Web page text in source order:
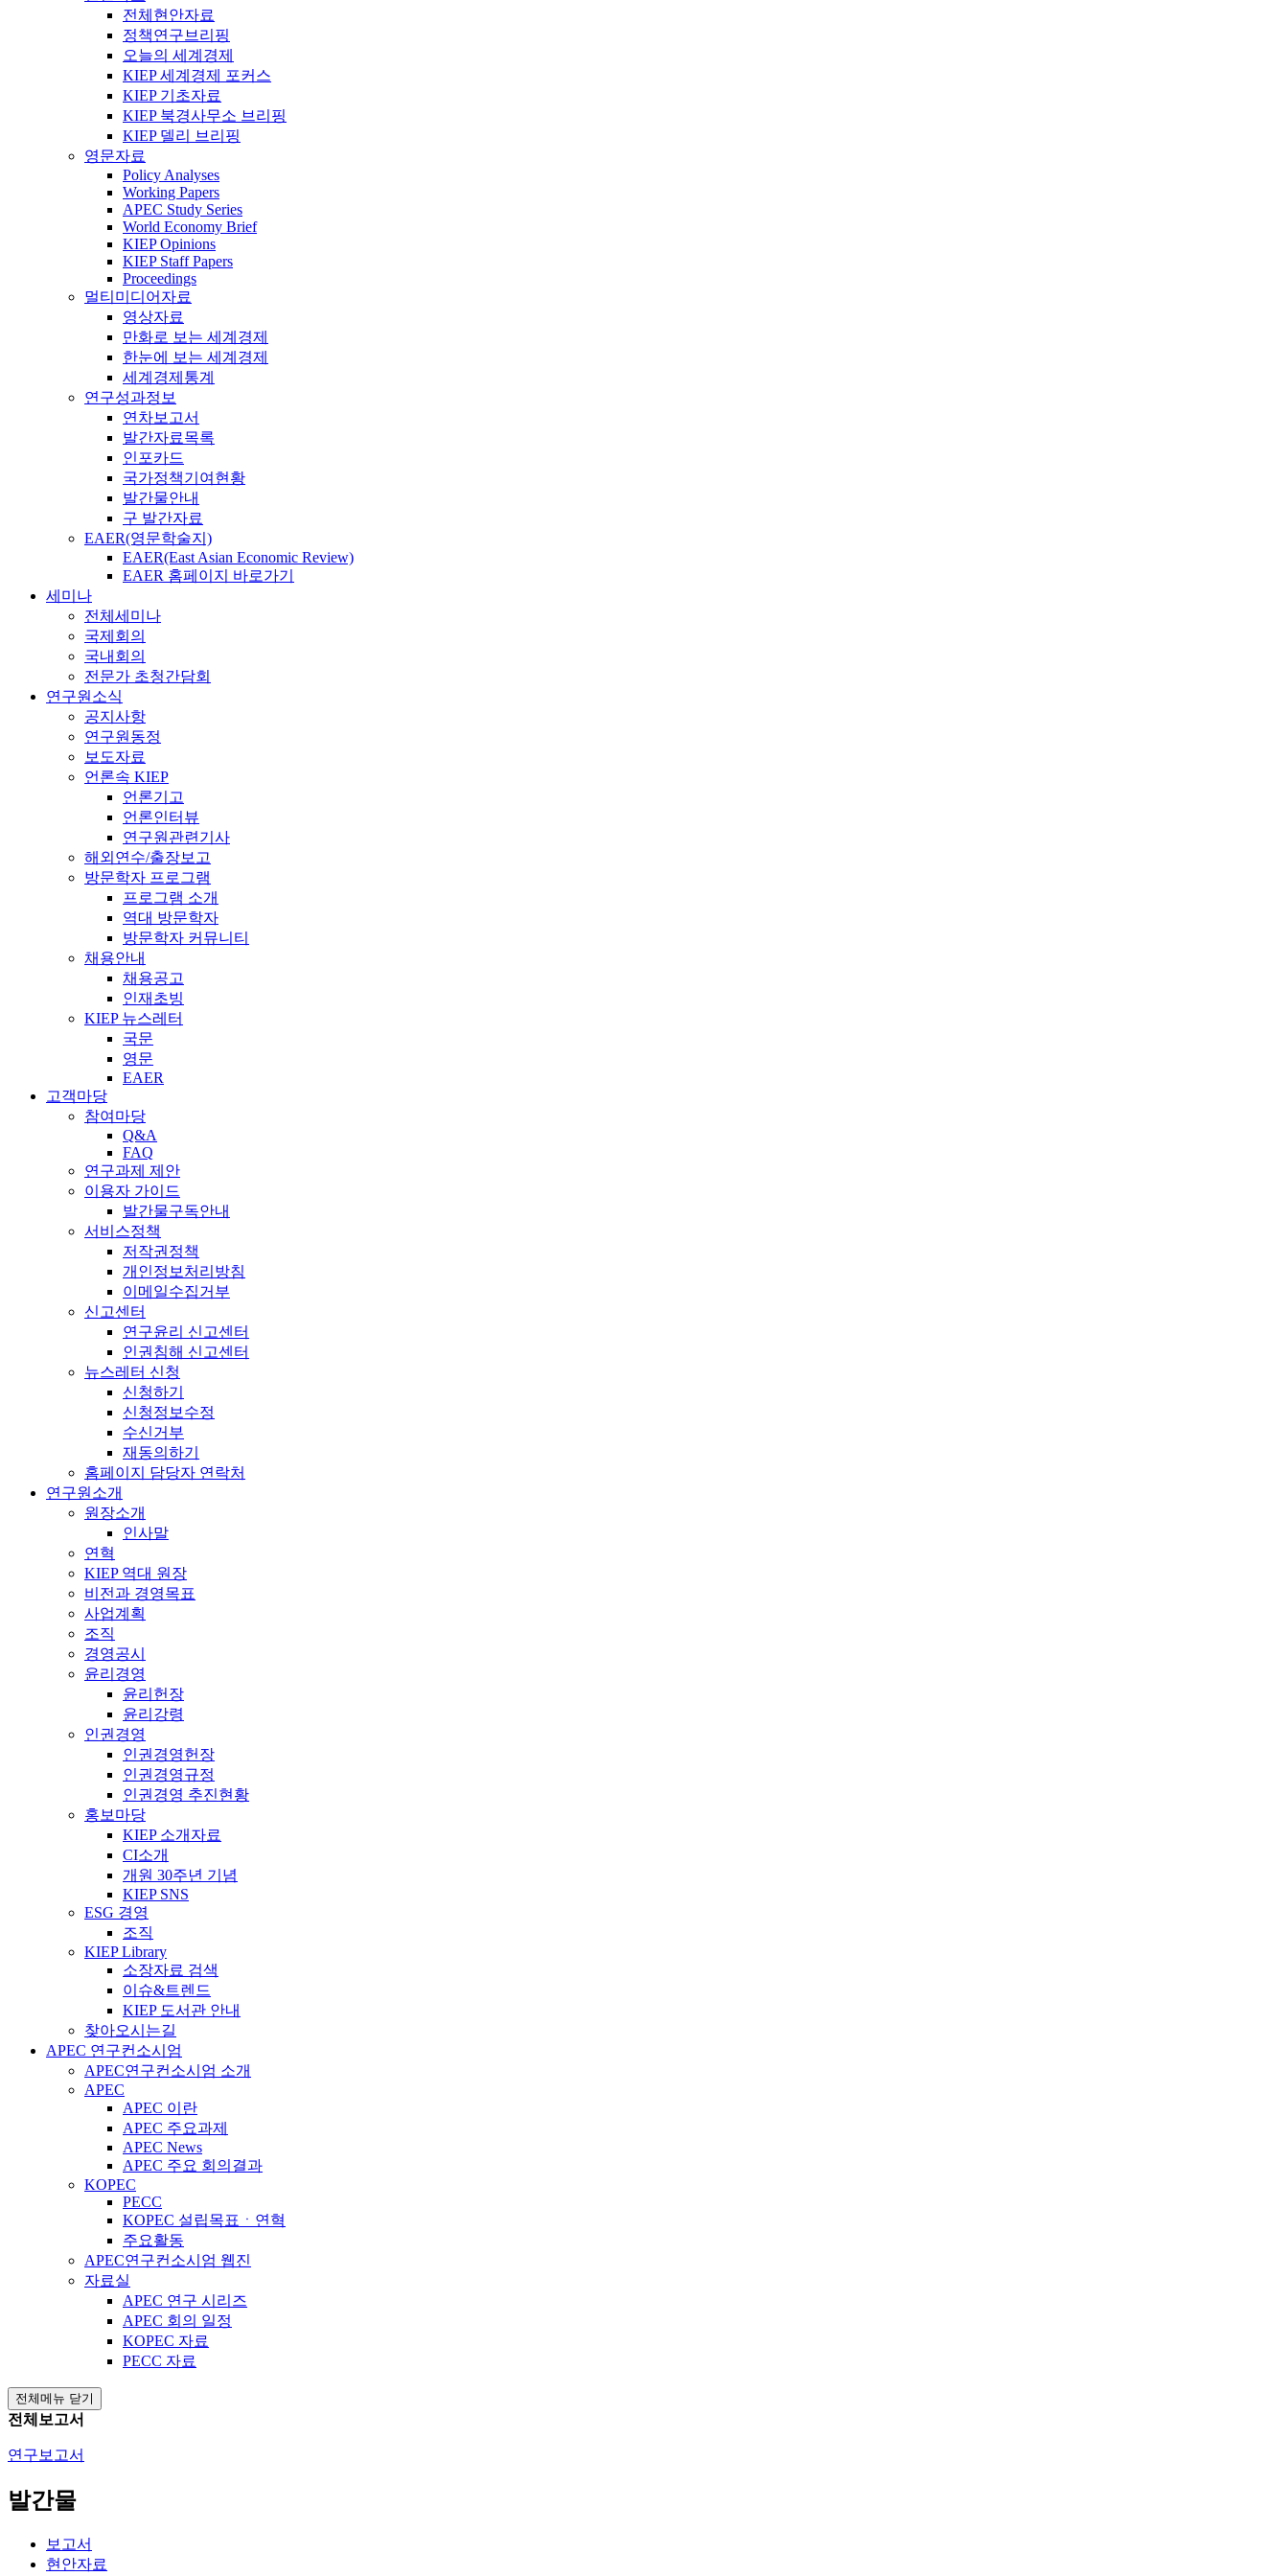
전체현안자료
정책연구브리핑
오늘의 세계경제
KIEP 세계경제 포커스
KIEP 기초자료
KIEP 북경사무소 브리핑
KIEP 델리 브리핑
영문자료
Policy Analyses
Working Papers
APEC Study Series
World Economy Brief
KIEP Opinions
KIEP Staff Papers
Proceedings
멀티미디어자료
영상자료
만화로 보는 세계경제
한눈에 보는 세계경제
세계경제통계
연구성과정보
연차보고서
발간자료목록
인포카드
국가정책기여현황
발간물안내
구 발간자료
EAER(영문학술지)
EAER(East Asian Economic Review)
EAER 홈페이지 바로가기
세미나
전체세미나
국제회의
국내회의
전문가 초청간담회
연구원소식
공지사항
연구원동정
보도자료
언론속 KIEP
언론기고
언론인터뷰
연구원관련기사
해외연수/출장보고
방문학자 프로그램
프로그램 소개
역대 방문학자
방문학자 커뮤니티
채용안내
채용공고
인재초빙
KIEP 뉴스레터
국문
영문
EAER
고객마당
참여마당
Q&A
FAQ
연구과제 제안
이용자 가이드
발간물구독안내
서비스정책
저작권정책
개인정보처리방침
이메일수집거부
신고센터
연구윤리 신고센터
인권침해 신고센터
뉴스레터 신청
신청하기
신청정보수정
수신거부
재동의하기
홈페이지 담당자 연락처
연구원소개
원장소개
인사말
연혁
KIEP 역대 원장
비전과 경영목표
사업계획
조직
경영공시
윤리경영
윤리헌장
윤리강령
인권경영
인권경영헌장
인권경영규정
인권경영 추진현황
홍보마당
KIEP 소개자료
CI소개
개원 30주년 기념
KIEP SNS
ESG 경영
조직
KIEP Library
소장자료 검색
이슈&트렌드
KIEP 도서관 안내
찾아오시는길
APEC 연구컨소시엄
APEC연구컨소시엄 소개
APEC
APEC 이란
APEC 주요과제
APEC News
APEC 주요 회의결과
KOPEC
PECC
KOPEC 설립목표ㆍ연혁
주요활동
APEC연구컨소시엄 웹진
자료실
APEC 연구 시리즈
APEC 회의 일정
KOPEC 자료
PECC 자료
전체메뉴 닫기
전체보고서
연구보고서
발간물
보고서
현안자료